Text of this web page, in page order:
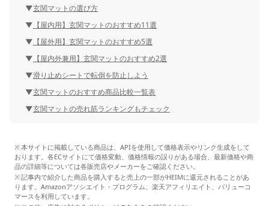
玄関マットの選び方
【屋内用】玄関マットのおすすめ11選
【屋外用】玄関マットのおすすめ5選
【屋内外兼用】玄関マットのおすすめ2選
滑り止めシートで転倒を防止しよう
玄関マットのおすすめ商品比較一覧表
玄関マットの売れ筋ランキングもチェック
本サイトに掲載している商品は、APIを使用して価格表示やリンク生成をして
おります。各ECサイトにて価格変動、価格情報の誤りがある場合、最新価格や商
品の詳細等については各販売店やメーカーをご確認ください。
記事内で紹介した商品を購入すると売上の一部がHEIMに還元されることがあ
ります。Amazonアソシエイト・プログラム、楽天アフィリエイト、バリューコ
マースを利用しています。